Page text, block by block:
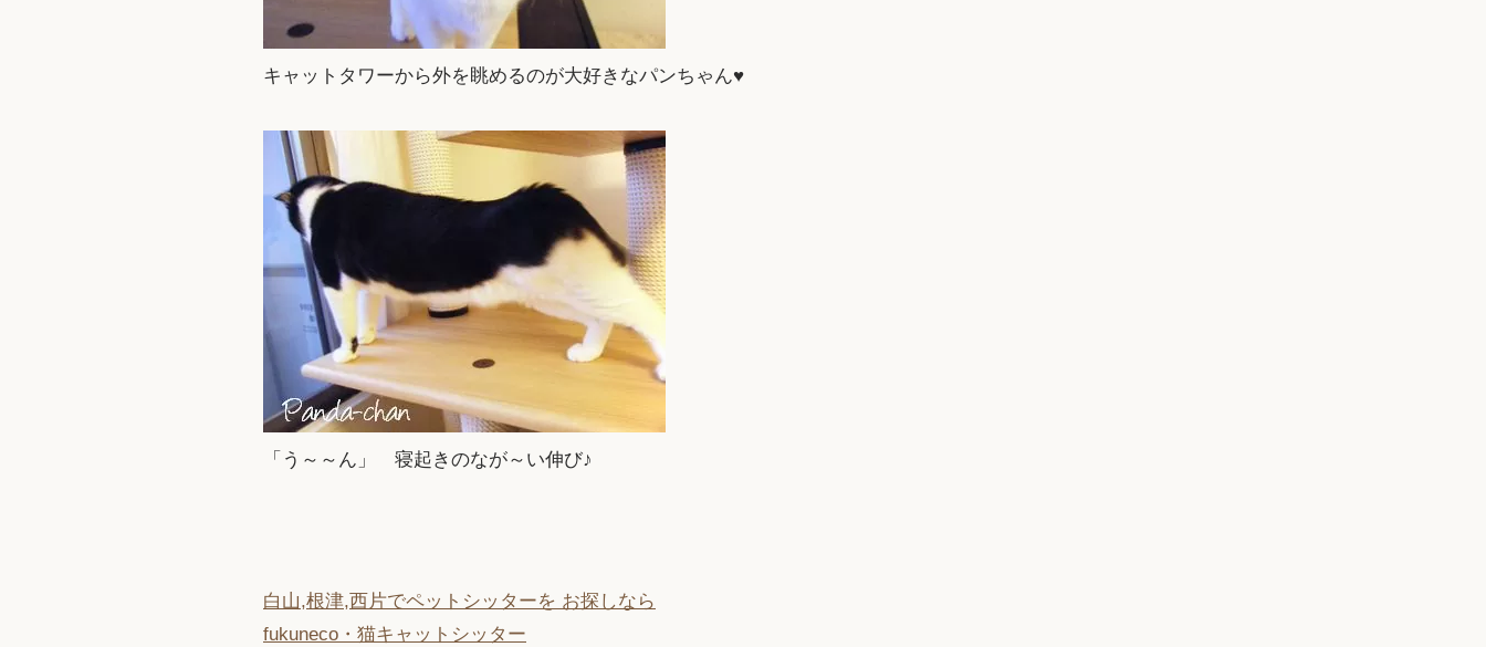
キャットタワーから外を眺めるのが大好きなパンちゃん♥
「う～～ん」 寝起きのなが～い伸び♪
白山,根津,西片でペットシッターを お探しなら
fukuneco・猫キャットシッター